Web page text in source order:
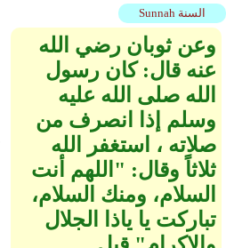
Sunnah السنة
وعن ثوبان رضي الله
عنه قال‏:‏ كان رسول
الله صلى الله عليه
وسلم إذا انصرف من
صلاته ، استغفر الله
ثلاثاً وقال‏:‏ ‏"‏اللهم أنت
السلام، ومنك السلام،
تباركت يا ياذا الجلال